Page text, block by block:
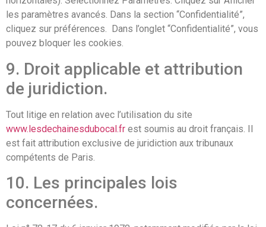
les paramètres avancés. Dans la section “Confidentialité”,
cliquez sur préférences. Dans l’onglet “Confidentialité”, vous
pouvez bloquer les cookies.
9. Droit applicable et attribution
de juridiction.
Tout litige en relation avec l’utilisation du site
www.lesdechainesdubocal.fr est soumis au droit français. Il
est fait attribution exclusive de juridiction aux tribunaux
compétents de Paris.
10. Les principales lois
concernées.